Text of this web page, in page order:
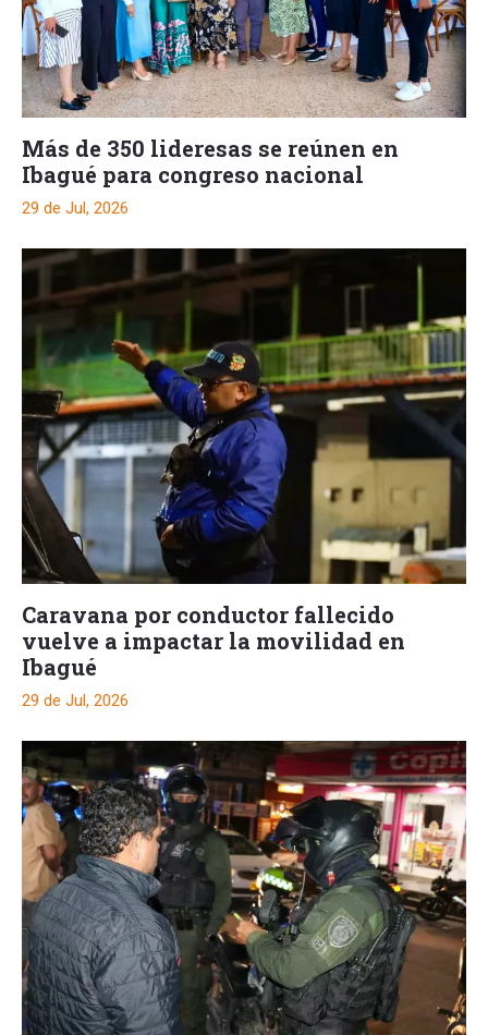
Más de 350 lideresas se reúnen en
Ibagué para congreso nacional
29 de Jul, 2026
Caravana por conductor fallecido
vuelve a impactar la movilidad en
Ibagué
29 de Jul, 2026